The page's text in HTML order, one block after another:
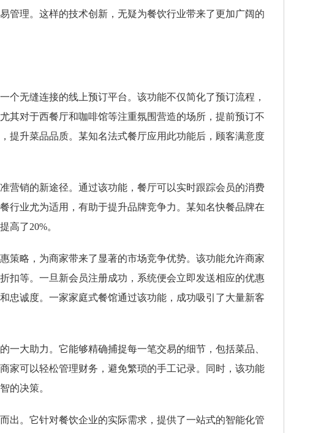
管理。这样的技术创新，无疑为餐饮行业带来了更加广阔的
无缝连接的线上预订平台。该功能不仅简化了预订流程，
其对于西餐厅和咖啡馆等注重氛围营造的场所，提前预订不
提升菜品品质。某知名法式餐厅应用此功能后，顾客满意度
营销的新途径。通过该功能，餐厅可以实时跟踪会员的消费
行业尤为适用，有助于提升品牌竞争力。某知名快餐品牌在
高了20%。
策略，为商家带来了显著的市场竞争优势。该功能允许商家
扣等。一旦新会员注册成功，系统便会立即发送相应的优惠
忠诚度。一家家庭式餐馆通过该功能，成功吸引了大量新客
大助力。它能够精确捕捉每一笔交易的细节，包括菜品、
家可以轻松管理财务，避免繁琐的手工记录。同时，该功能
的决策。
出。它针对餐饮企业的实际需求，提供了一站式的智能化管